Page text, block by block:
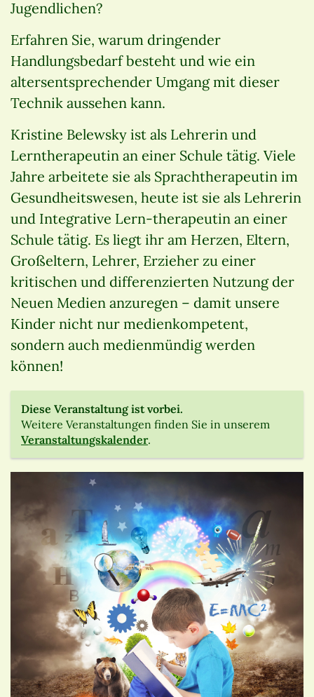
Jugendlichen?
Erfahren Sie, warum dringender
Handlungsbedarf besteht und wie ein
altersentsprechender Umgang mit dieser
Technik aussehen kann.
Kristine Belewsky ist als Lehrerin und
Lerntherapeutin an einer Schule tätig. Viele
Jahre arbeitete sie als Sprachtherapeutin im
Gesundheitswesen, heute ist sie als Lehrerin
und Integrative Lern-therapeutin an einer
Schule tätig. Es liegt ihr am Herzen, Eltern,
Großeltern, Lehrer, Erzieher zu einer
kritischen und differenzierten Nutzung der
Neuen Medien anzuregen – damit unsere
Kinder nicht nur medienkompetent,
sondern auch medienmündig werden
können!
Diese Veranstaltung ist vorbei.
Weitere Veranstaltungen finden Sie in unserem
Veranstaltungskalender.